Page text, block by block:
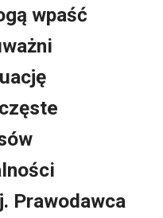
wpaść
Prawodawca